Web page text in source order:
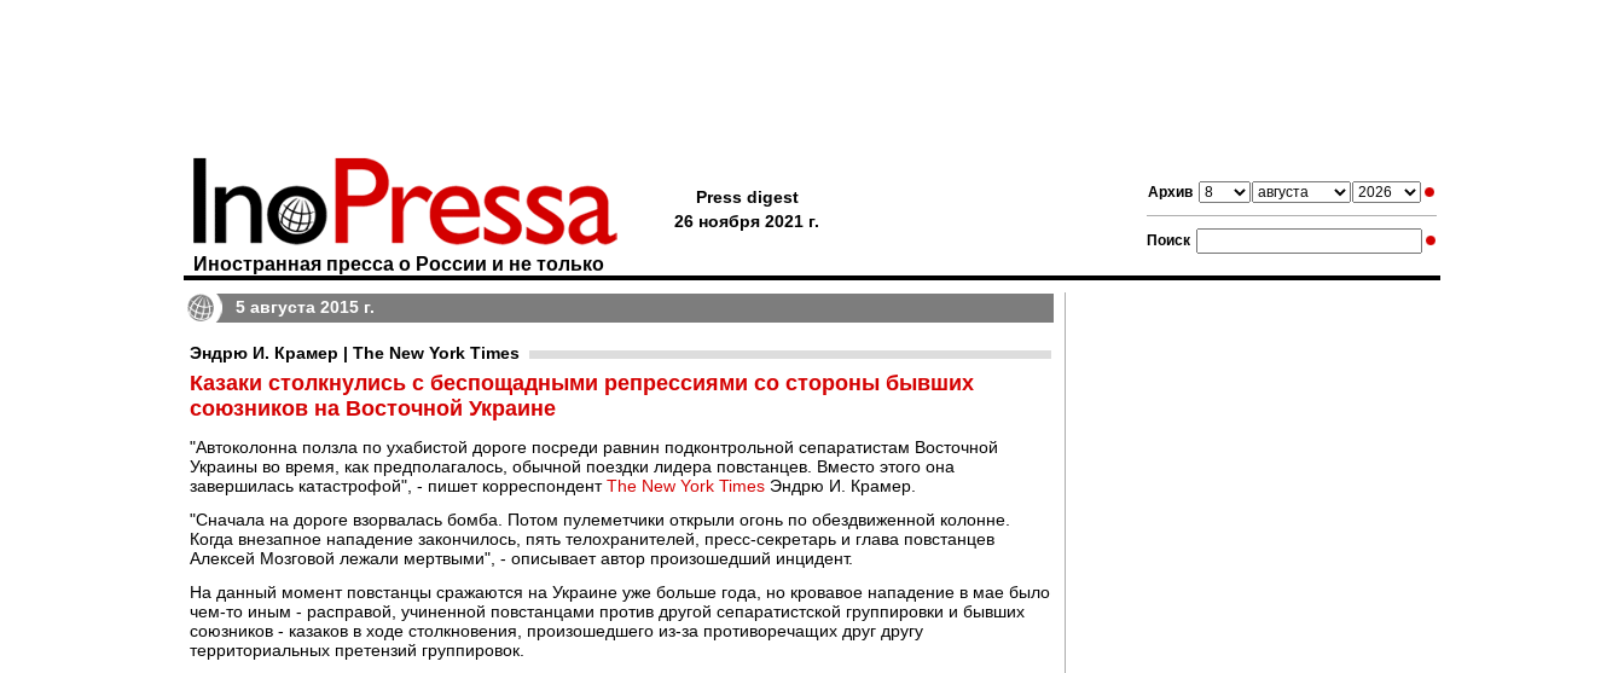
Архив
Поиск
Иностранная пресса о России и не только
Press digest
26 ноября 2021 г.
5 августа 2015 г.
Эндрю И. Крамер | The New York Times
Казаки столкнулись с беспощадными репрессиями со стороны бывших
союзников на Восточной Украине
"Автоколонна ползла по ухабистой дороге посреди равнин подконтрольной сепаратистам Восточной
Украины во время, как предполагалось, обычной поездки лидера повстанцев. Вместо этого она
завершилась катастрофой", - пишет корреспондентThe New York Times Эндрю И. Крамер.
"Сначала на дороге взорвалась бомба. Потом пулеметчики открыли огонь по обездвиженной колонне.
Когда внезапное нападение закончилось, пять телохранителей, пресс-секретарь и глава повстанцев
Алексей Мозговой лежали мертвыми", - описывает автор произошедший инцидент.
На данный момент повстанцы сражаются на Украине уже больше года, но кровавое нападение в мае было
чем-то иным - расправой, учиненной повстанцами против другой сепаратистской группировки и бывших
союзников - казаков в ходе столкновения, произошедшего из-за противоречащих друг другу
территориальных претензий группировок.